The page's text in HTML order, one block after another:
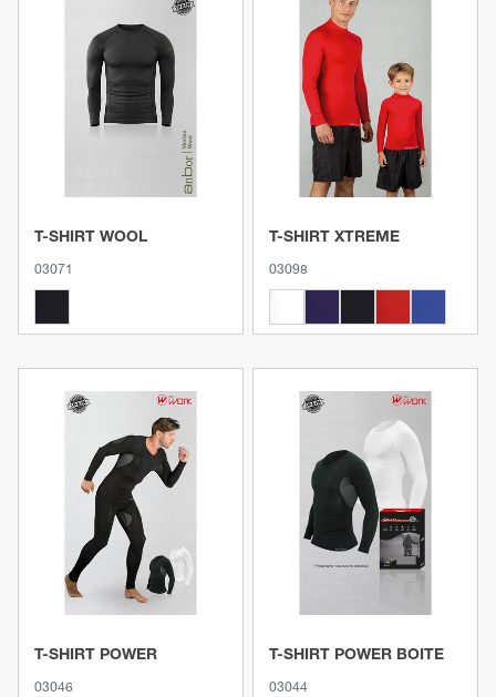
Voir le produit
T-SHIRT WOOL
03071
Voir le produit
T-SHIRT XTREME
03098
Voir le produit
T-SHIRT POWER
03046
Voir le produit
T-SHIRT POWER BOITE
03044